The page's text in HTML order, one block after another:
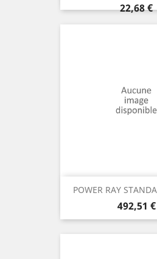
Prix
22,68 €
POWER RAY
Prix
492,51 €